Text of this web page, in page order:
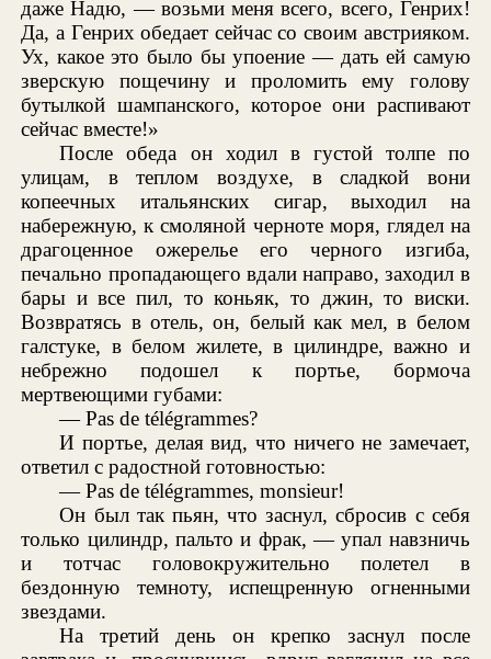
даже Надю, — возьми меня всего, всего, Генрих!
Да, а Генрих обедает сейчас со своим австрияком.
Ух, какое это было бы упоение — дать ей самую
зверскую пощечину и проломить ему голову
бутылкой шампанского, которое они распивают
сейчас вместе!»
После обеда он ходил в густой толпе по
улицам, в теплом воздухе, в сладкой вони
копеечных итальянских сигар, выходил на
набережную, к смоляной черноте моря, глядел на
драгоценное ожерелье его черного изгиба,
печально пропадающего вдали направо, заходил в
бары и все пил, то коньяк, то джин, то виски.
Возвратясь в отель, он, белый как мел, в белом
галстуке, в белом жилете, в цилиндре, важно и
небрежно подошел к портье, бормоча
мертвеющими губами:
— Pas de télégrammes?
И портье, делая вид, что ничего не замечает,
ответил с радостной готовностью:
— Pas de télégrammes, monsieur!
Он был так пьян, что заснул, сбросив с себя
только цилиндр, пальто и фрак, — упал навзничь
и тотчас головокружительно полетел в
бездонную темноту, испещренную огненными
звездами.
На третий день он крепко заснул после